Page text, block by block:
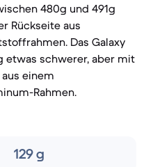
480g und 491g
Rückseite aus
Das Galaxy
etwas schwerer, aber mit
einem
Rahmen.
129 g